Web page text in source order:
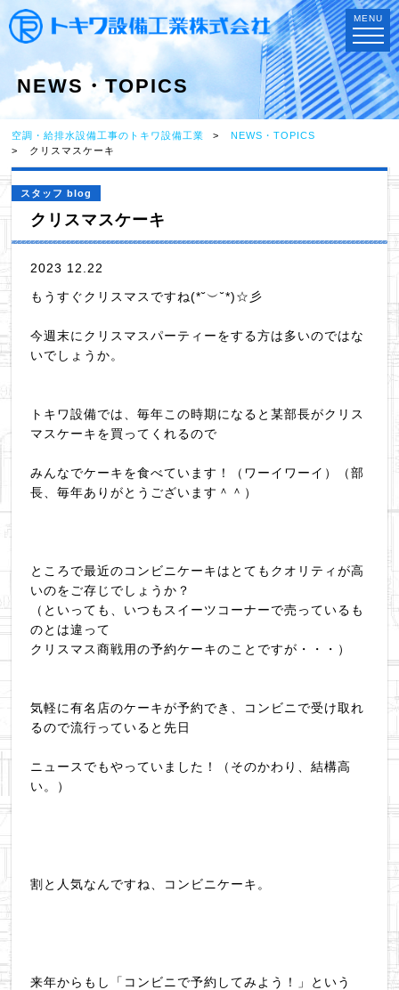
MENU
NEWS・TOPICS
空調・給排水設備工事のトキワ設備工業
NEWS・TOPICS
クリスマスケーキ
スタッフ blog
クリスマスケーキ
2023 12.22
もうすぐクリスマスですね(*˘︶˘*)☆彡
今週末にクリスマスパーティーをする方は多いのではな
いでしょうか。
トキワ設備では、毎年この時期になると某部長がクリス
マスケーキを買ってくれるので
みんなでケーキを食べています！（ワーイワーイ）（部
長、毎年ありがとうございます＾＾）
ところで最近のコンビニケーキはとてもクオリティが高
いのをご存じでしょうか？
（といっても、いつもスイーツコーナーで売っているも
のとは違って
クリスマス商戦用の予約ケーキのことですが・・・）
気軽に有名店のケーキが予約でき、コンビニで受け取れ
るので流行っていると先日
ニュースでもやっていました！（そのかわり、結構高
い。）
割と人気なんですね、コンビニケーキ。
来年からもし「コンビニで予約してみよう！」という